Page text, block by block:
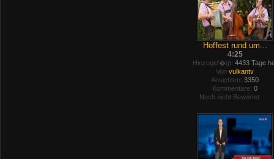
Hoffest rund um...
4:25
Hinzugef�gt: 4433 Tage
Von vulkantv
Ansichten: 3350
Kommentare: 0
Noch nicht Bewertet